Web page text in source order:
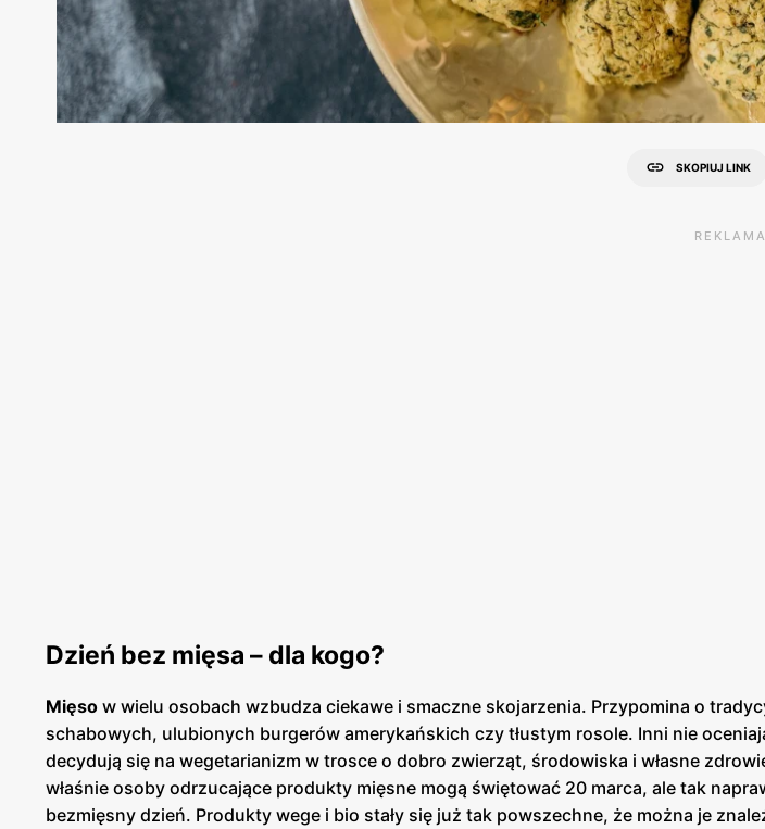
SKOPIUJ LINK
REKLAMA
Dzień bez mięsa – dla kogo?
Mięso w wielu osobach wzbudza ciekawe i smaczne skojarzenia. Przypomina o
schabowych, ulubionych burgerów amerykańskich czy tłustym rosole. Inni nie
decydują się na wegetarianizm w trosce o dobro zwierząt, środowiska i własne
właśnie osoby odrzucające produkty mięsne mogą świętować 20 marca, ale tak
bezmięsny dzień. Produkty wege i bio stały się już tak powszechne, że można je